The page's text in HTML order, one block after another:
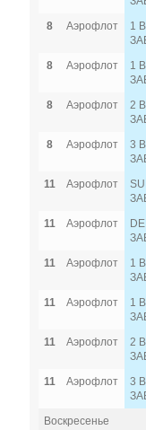
8
Аэрофлот
1
8
Аэрофлот
1
8
Аэрофлот
2
8
Аэрофлот
3
11
Аэрофлот
11
Аэрофлот
11
Аэрофлот
1
11
Аэрофлот
1
11
Аэрофлот
2
11
Аэрофлот
3
Воскресенье